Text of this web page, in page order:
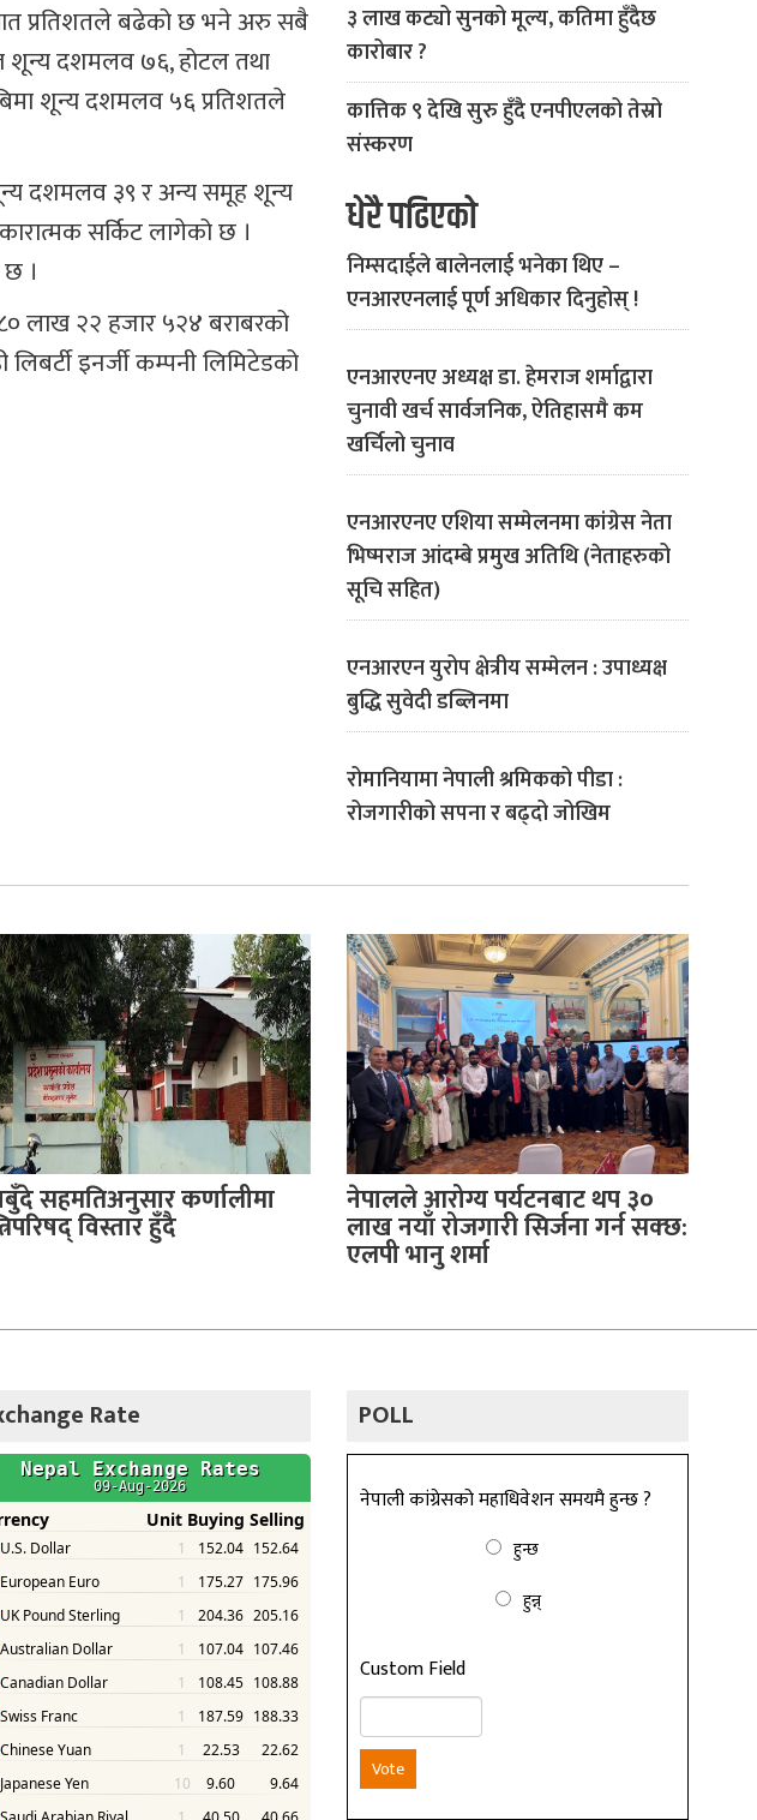
प्रतिशतले बढेको छ भने अरु सबै
दशमलव ७६, होटल तथा
शून्य दशमलव ५६ प्रतिशतले
दशमलव ३९ र अन्य समूह शून्य
सर्किट लागेको छ ।
।
लाख २२ हजार ५२४ बराबरको
इनर्जी कम्पनी लिमिटेडको
३ लाख कट्यो सुनको मूल्य, कतिमा हुँदैछ
कारोबार ?
कात्तिक ९ देखि सुरु हुँदै एनपीएलको तेस्रो
संस्करण
धेरै पढिएको
निम्सदाईले बालेनलाई भनेका थिए –
एनआरएनलाई पूर्ण अधिकार दिनुहोस् !
एनआरएनए अध्यक्ष डा. हेमराज शर्माद्वारा
चुनावी खर्च सार्वजनिक, ऐतिहासमै कम
खर्चिलो चुनाव
एनआरएनए एशिया सम्मेलनमा कांग्रेस नेता
भिष्मराज आंदम्बे प्रमुख अतिथि (नेताहरुको
सूचि सहित)
एनआरएन युरोप क्षेत्रीय सम्मेलन : उपाध्यक्ष
बुद्धि सुवेदी डब्लिनमा
रोमानियामा नेपाली श्रमिकको पीडा :
रोजगारीको सपना र बढ्दो जोखिम
सहमतिअनुसार कर्णालीमा
विस्तार हुँदै
नेपालले आरोग्य पर्यटनबाट थप ३०
लाख नयाँ रोजगारी सिर्जना गर्न सक्छ:
एलपी भानु शर्मा
Rate POLL
नेपाली कांग्रेसको महाधिवेशन समयमै हुन्छ ?
हुन्छ
हुन्न्
Custom Field
Vote